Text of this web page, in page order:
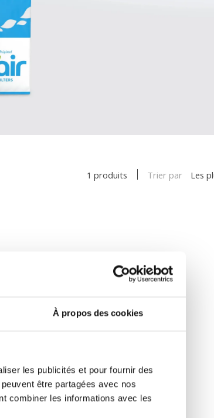
À propos des cookies
les publicités et pour fournir des
être partagées avec nos
combiner les informations avec les
1 produits Trier par Les